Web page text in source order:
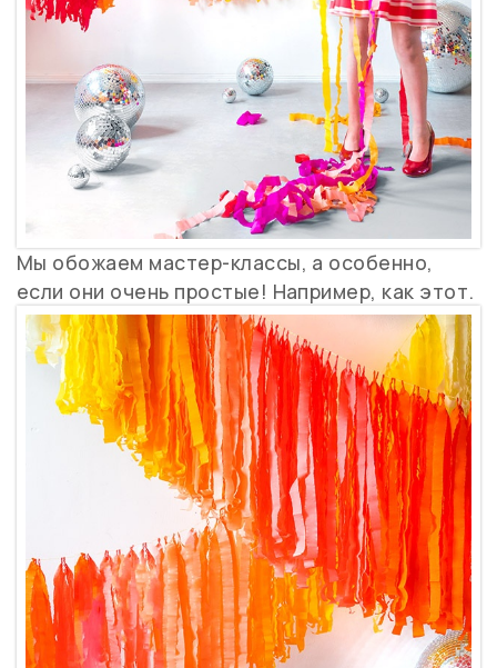
Мы обожаем мастер-классы, а особенно,
если они очень простые! Например, как этот.